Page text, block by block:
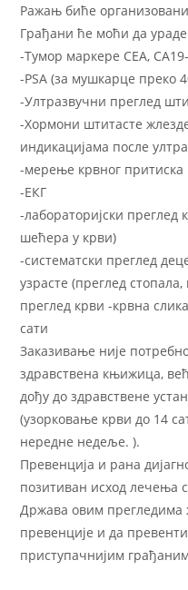
Ражањ биће
Грађани ће моћи да
-Тумор маркере CЕA,
-PSA (за мушкарце преко
-Ултразвучни преглед
-Хормони штитасте
индикацијама после
-мерење крвног притиска
-ЕКГ
-лабораторијски преглед
шећера у крви)
-систематски преглед
узрасте (преглед
преглед крви -крвна
сати
Заказивање није
здравствена књижица,
дођу до здравствене
(узорковање крви до 14
нередне недеље. ).
Превенција и рана
позитиван исход лечења
Држава овим прегледима
превенције и да
приступачнијим